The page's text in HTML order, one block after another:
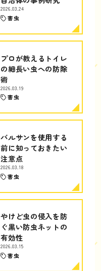
2026.03.24
害虫
プロが教えるトイレ
の細長い虫への防除
術
2026.03.19
害虫
バルサンを使用する
前に知っておきたい
注意点
2026.03.18
害虫
やけど虫の侵入を防
ぐ黒い防虫ネットの
有効性
2026.03.15
害虫